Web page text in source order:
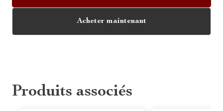
Acheter maintenant
Produits associés